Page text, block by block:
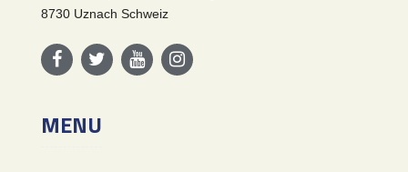
8730 Uznach Schweiz
MENU